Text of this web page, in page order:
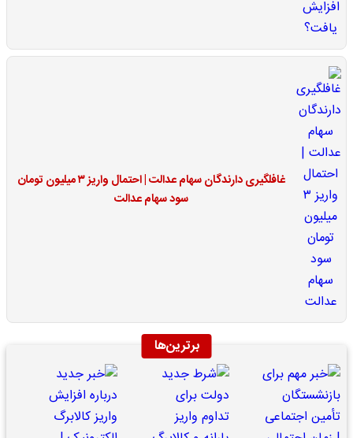
غافلگیری دارندگان سهام عدالت | احتمال واریز ۳ میلیون تومان
سود سهام عدالت
برترین‌ها